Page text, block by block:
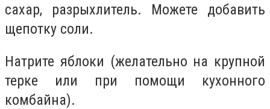
сахар, разрыхлитель. Можете добавить
щепотку соли.
Натрите яблоки (желательно на крупной
терке или при помощи кухонного
комбайна).